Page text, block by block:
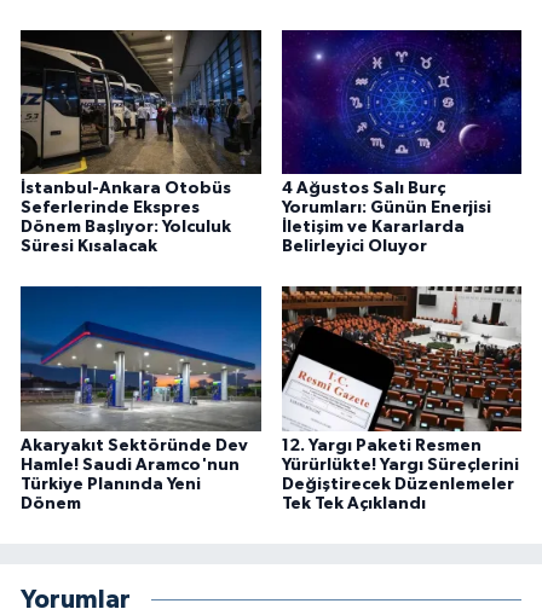
İstanbul-Ankara Otobüs
Seferlerinde Ekspres
Dönem Başlıyor: Yolculuk
Süresi Kısalacak
4 Ağustos Salı Burç
Yorumları: Günün Enerjisi
İletişim ve Kararlarda
Belirleyici Oluyor
Akaryakıt Sektöründe Dev
Hamle! Saudi Aramco'nun
Türkiye Planında Yeni
Dönem
12. Yargı Paketi Resmen
Yürürlükte! Yargı Süreçlerini
Değiştirecek Düzenlemeler
Tek Tek Açıklandı
Yorumlar